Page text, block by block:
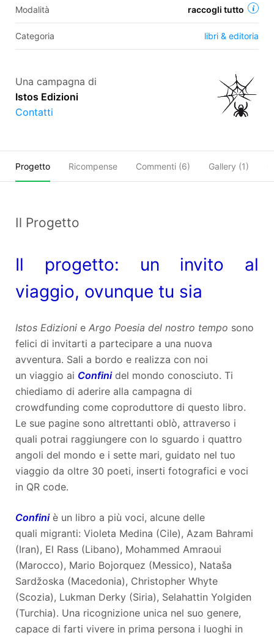
Modalità raccogli tutto
Categoria libri & editoria
Una campagna di
Istos Edizioni
Contatti
Progetto Ricompense Commenti (6) Gallery (1)
Il Progetto
Il progetto: un invito al
viaggio, ovunque tu sia
Istos Edizioni e Argo Poesia del nostro tempo sono
felici di invitarti a partecipare a una nuova
avventura. Sali a bordo e realizza con noi
un viaggio ai Confinidel mondo conosciuto. Ti
chiediamo di aderire alla campagna di
crowdfunding come coproduttore di questo libro.
Le sue pagine sono altrettanti oblò, attraverso i
quali potrai raggiungere con lo sguardo i quattro
angoli del mondo e i sette mari, guidato nel tuo
viaggio da oltre 30 poeti, inserti fotografici e voci
in QR code.
Confiniè un libro a più voci, alcune delle
quali migranti: Violeta Medina (Cile), Azam Bahrami
(Iran), El Rass (Libano), Mohammed Amraoui
(Marocco), Mario Bojorquez (Messico), Nataša
Sardžoska (Macedonia), Christopher Whyte
(Scozia), Lukman Derky (Siria), Selahattin Yolgiden
(Turchia). Una ricognizione unica nel suo genere,
capace di farti vivere in prima persona i luoghi in